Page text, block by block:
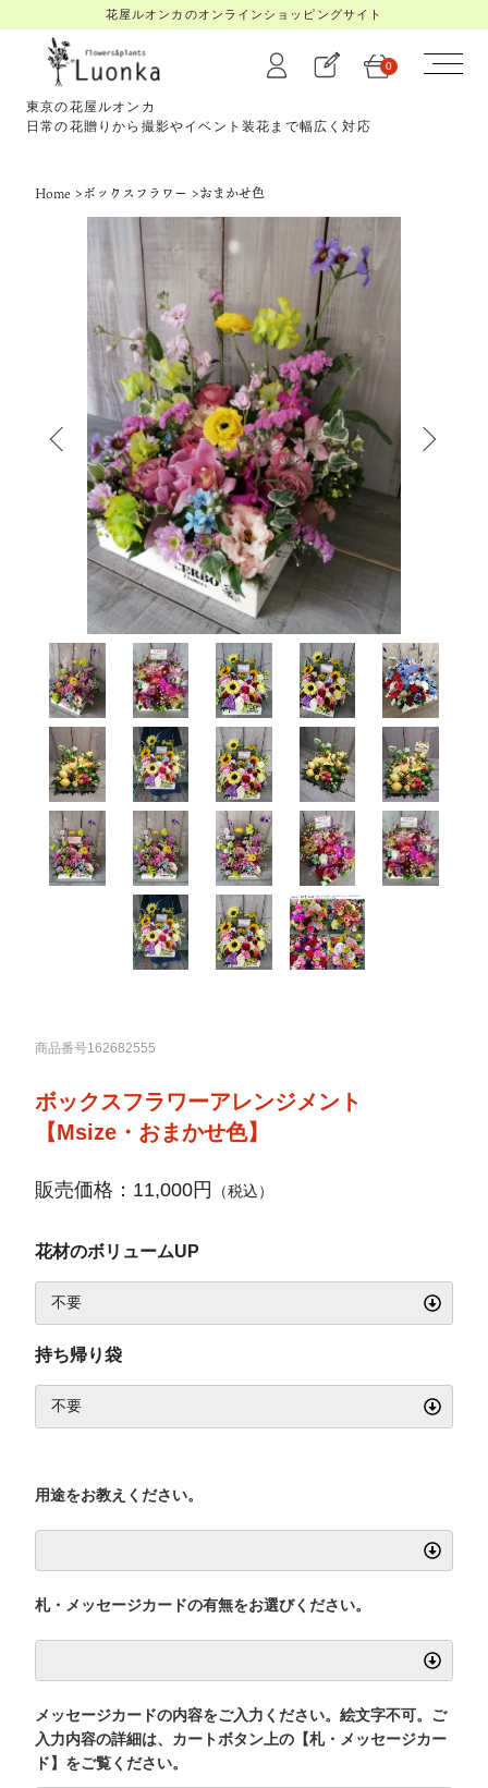
花屋ルオンカのオンラインショッピングサイト
東京の花屋ルオンカ
日常の花贈りから撮影やイベント装花まで幅広く対応
0
Home >ボックスフラワー >おまかせ色
商品番号162682555
ボックスフラワーアレンジメント
【Msize・おまかせ色】
販売価格：11,000円 （税込）
花材のボリュームUP
持ち帰り袋
用途をお教えください。
札・メッセージカードの有無をお選びください。
メッセージカードの内容をご入力ください。絵文字不可。ご
入力内容の詳細は、カートボタン上の【札・メッセージカー
ド】をご覧ください。